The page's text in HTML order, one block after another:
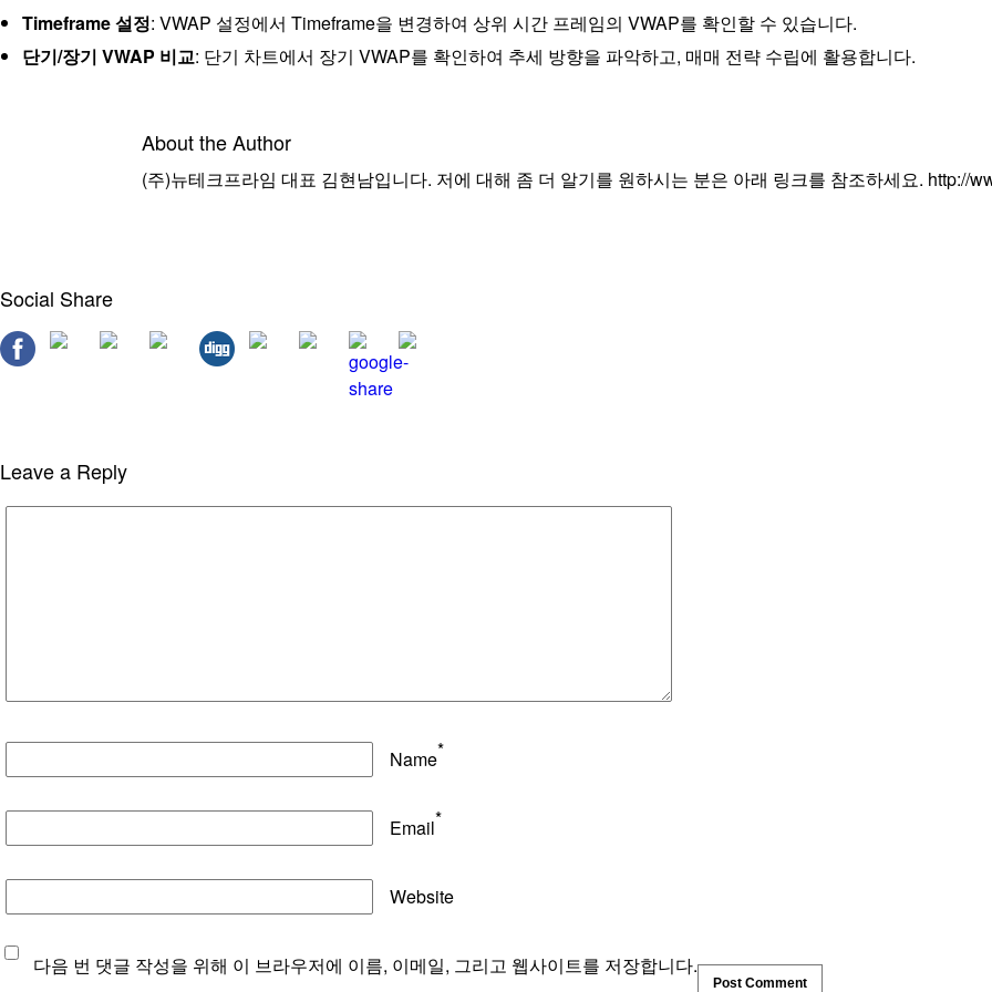
Timeframe 설정: VWAP 설정에서 Timeframe을 변경하여 상위 시간 프레임의 VWAP를 확인할 수 있습니다.
단기/장기 VWAP 비교: 단기 차트에서 장기 VWAP를 확인하여 추세 방향을 파악하고, 매매 전략 수립에 활용합니다.
About the Author
(주)뉴테크프라임 대표 김현남입니다. 저에 대해 좀 더 알기를 원하시는 분은 아래 링크를 참조하세요. http://
Social Share
Leave a Reply
Name*
Email*
Website
다음 번 댓글 작성을 위해 이 브라우저에 이름, 이메일, 그리고 웹사이트를 저장합니다.